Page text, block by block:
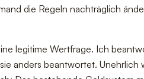
die Regeln nachträglich
legitime Wertfrage. Ich
anders beantwortet. Unehrlich